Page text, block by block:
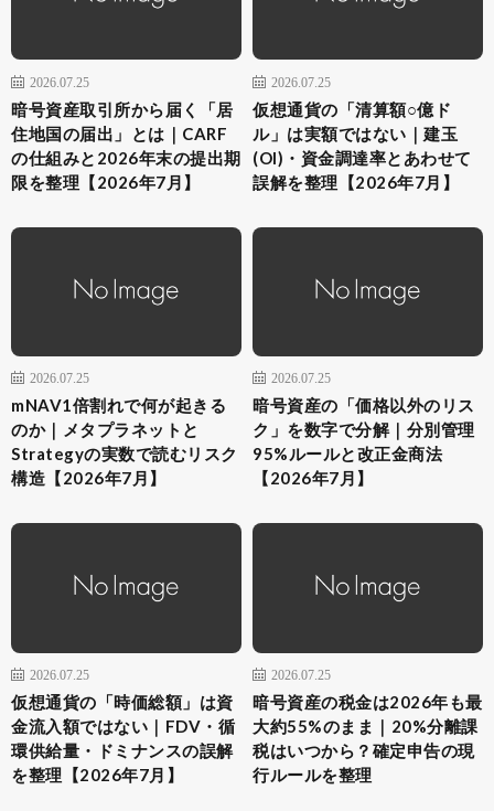
2026.07.25
暗号資産取引所から届く「居
住地国の届出」とは｜CARF
の仕組みと2026年末の提出期
限を整理【2026年7月】
2026.07.25
仮想通貨の「清算額○億ド
ル」は実額ではない｜建玉
(OI)・資金調達率とあわせて
誤解を整理【2026年7月】
2026.07.25
mNAV1倍割れで何が起きる
のか｜メタプラネットと
Strategyの実数で読むリスク
構造【2026年7月】
2026.07.25
暗号資産の「価格以外のリス
ク」を数字で分解｜分別管理
95%ルールと改正金商法
【2026年7月】
2026.07.25
仮想通貨の「時価総額」は資
金流入額ではない｜FDV・循
環供給量・ドミナンスの誤解
を整理【2026年7月】
2026.07.25
暗号資産の税金は2026年も最
大約55%のまま｜20%分離課
税はいつから？確定申告の現
行ルールを整理